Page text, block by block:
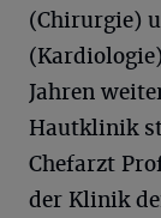
(Chirurgie)
Jahren
Hautklinik
Chefarzt
der Klinik